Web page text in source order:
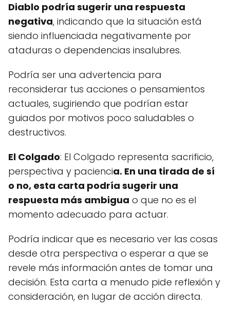
Diablo podría sugerir una respuesta
negativa, indicando que la situación está
siendo influenciada negativamente por
ataduras o dependencias insalubres.
Podría ser una advertencia para
reconsiderar tus acciones o pensamientos
actuales, sugiriendo que podrían estar
guiados por motivos poco saludables o
destructivos.
El Colgado: El Colgado representa sacrificio,
perspectiva y paciencia. En una tirada de sí
o no, esta carta podría sugerir una
respuesta más ambigua o que no es el
momento adecuado para actuar.
Podría indicar que es necesario ver las cosas
desde otra perspectiva o esperar a que se
revele más información antes de tomar una
decisión. Esta carta a menudo pide reflexión y
consideración, en lugar de acción directa.